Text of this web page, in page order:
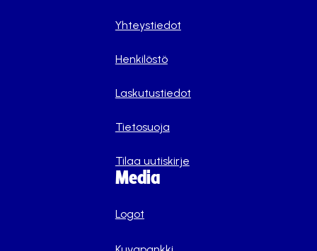
Yhteystiedot
Henkilöstö
Laskutustiedot
Tietosuoja
Tilaa uutiskirje
Media
Logot